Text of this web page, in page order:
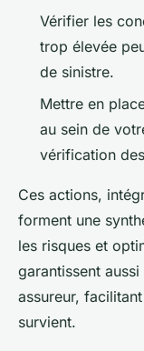
Vérifier les
trop élevée
de sinistre.
Mettre en
au sein de
vérification
Ces actions,
forment une
les risques et
garantissent
assureur,
survient.